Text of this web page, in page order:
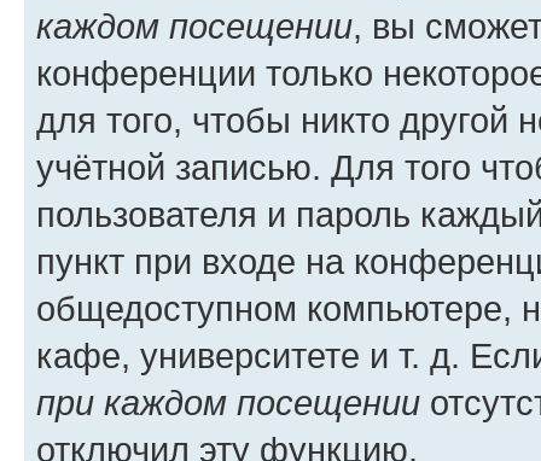
каждом посещении, вы
конференции только
для того, чтобы никто другой
учётной записью. Для того
пользователя и пароль
пункт при входе на
общедоступном компьютере,
кафе, университете и т. д.
при каждом посещении
отключил эту функцию.